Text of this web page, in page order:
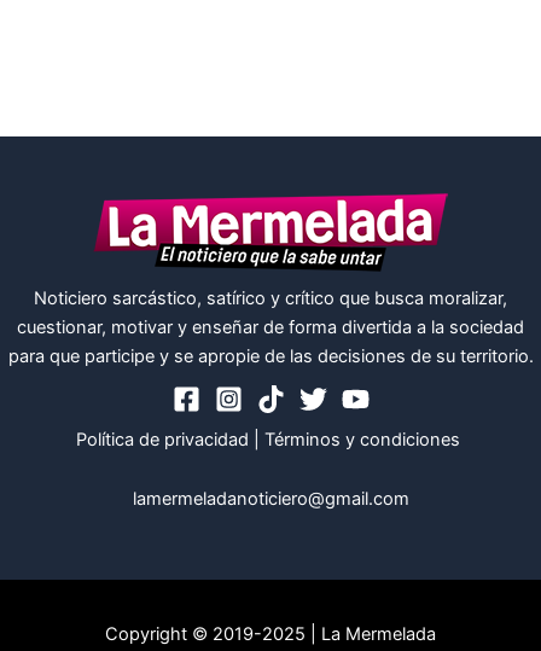
Noticiero sarcástico, satírico y crítico que busca moralizar,
cuestionar, motivar y enseñar de forma divertida a la sociedad
para que participe y se apropie de las decisiones de su territorio.
Política de privacidad Términos y condiciones
lamermeladanoticiero@gmail.com
Copyright © 2019-2025 | La Mermelada